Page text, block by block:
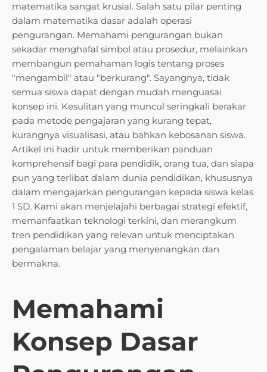
matematika sangat krusial. Salah satu pilar penting
dalam matematika dasar adalah operasi
pengurangan. Memahami pengurangan bukan
sekadar menghafal simbol atau prosedur, melainkan
membangun pemahaman logis tentang proses
"mengambil" atau "berkurang". Sayangnya, tidak
semua siswa dapat dengan mudah menguasai
konsep ini. Kesulitan yang muncul seringkali berakar
pada metode pengajaran yang kurang tepat,
kurangnya visualisasi, atau bahkan kebosanan siswa.
Artikel ini hadir untuk memberikan panduan
komprehensif bagi para pendidik, orang tua, dan siapa
pun yang terlibat dalam dunia pendidikan, khususnya
dalam mengajarkan pengurangan kepada siswa kelas
1 SD. Kami akan menjelajahi berbagai strategi efektif,
memanfaatkan teknologi terkini, dan merangkum
tren pendidikan yang relevan untuk menciptakan
pengalaman belajar yang menyenangkan dan
bermakna.
Memahami
Konsep Dasar